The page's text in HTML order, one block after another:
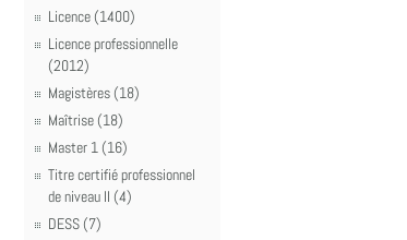
Licence (1400)
Licence professionnelle
(2012)
Magistères (18)
Maîtrise (18)
Master 1 (16)
Titre certifié professionnel
de niveau II (4)
DESS (7)